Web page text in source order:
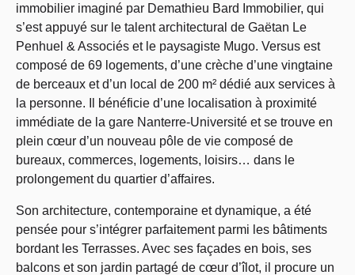
immobilier imaginé par Demathieu Bard Immobilier, qui
s’est appuyé sur le talent architectural de Gaëtan Le
Penhuel & Associés et le paysagiste Mugo. Versus est
composé de 69 logements, d’une crèche d’une vingtaine
de berceaux et d’un local de 200 m² dédié aux services à
la personne. Il bénéficie d’une localisation à proximité
immédiate de la gare Nanterre-Université et se trouve en
plein cœur d’un nouveau pôle de vie composé de
bureaux, commerces, logements, loisirs… dans le
prolongement du quartier d’affaires.
Son architecture, contemporaine et dynamique, a été
pensée pour s’intégrer parfaitement parmi les bâtiments
bordant les Terrasses. Avec ses façades en bois, ses
balcons et son jardin partagé de cœur d’îlot, il procure un